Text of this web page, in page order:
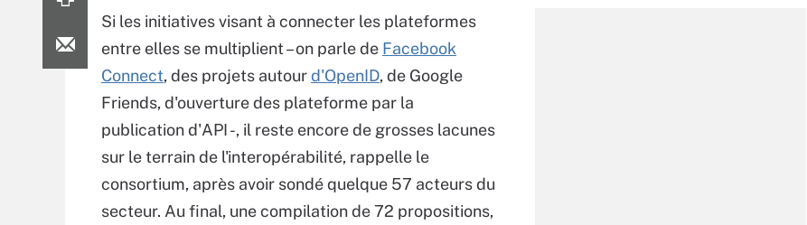
Si les initiatives visant à connecter les plateformes
entre elles se multiplient – on parle de Facebook
Connect, des projets autourd'OpenID, de Google
Friends, d'ouverture des plateforme par la
publication d'API -, il reste encore de grosses lacunes
sur le terrain de l'interopérabilité, rappelle le
consortium, après avoir sondé quelque 57 acteurs du
secteur. Au final, une compilation de 72 propositions,